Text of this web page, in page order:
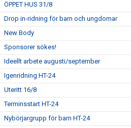
ÖPPET HUS 31/8
Drop in-ridning för barn och ungdomar
New Body
Sponsorer sökes!
Ideellt arbete augusti/september
Igenridning HT-24
Uteritt 16/8
Terminsstart HT-24
Nybörjargrupp för barn HT-24